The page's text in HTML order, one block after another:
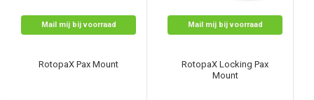
Mail mij bij voorraad
RotopaX Pax Mount
Mail mij bij voorraad
RotopaX Locking Pax
Mount